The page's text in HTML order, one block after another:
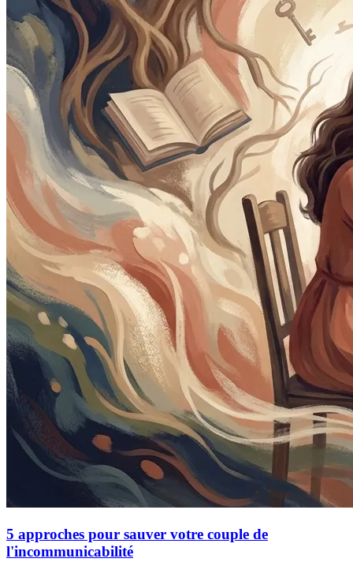
5 approches pour sauver votre couple de
l'incommunicabilité